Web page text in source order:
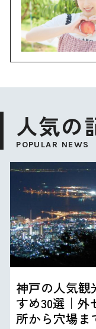
人気の
POPULAR NEWS
神戸の人気観
すめ30選｜外
所から穴場ま